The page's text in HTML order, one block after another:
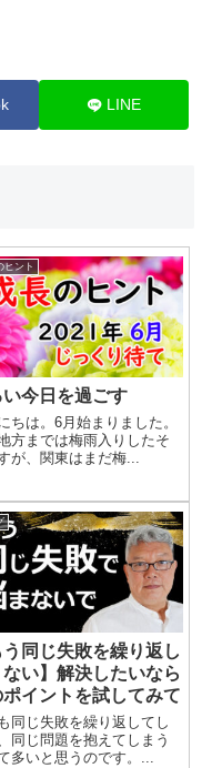
LINE
ヒント
い今日を過ごす
ちは。6月始まりました。
方までは梅雨入りしたそ
が、関東はまだ梅...
う同じ失敗を繰り返し
ない】解決したいなら
ポイントを試してみて
同じ失敗を繰り返してし
同じ問題を抱えてしまう
多いと思うのです。...